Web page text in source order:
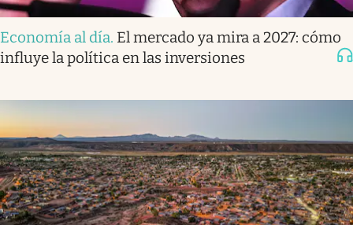
Economía al día. El mercado ya mira a 2027: cómo
influye la política en las inversiones